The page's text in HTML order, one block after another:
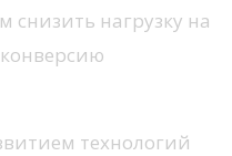
снизить нагрузку на
технологий